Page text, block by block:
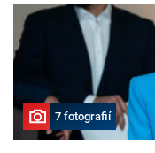
7 fotografií